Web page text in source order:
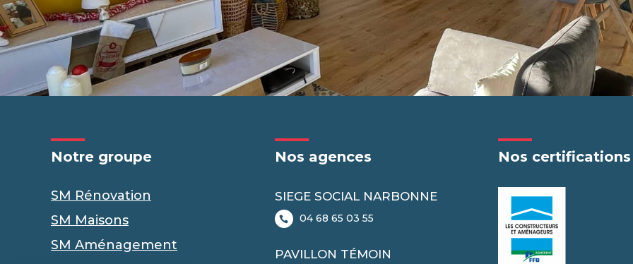
Notre groupe
SM Rénovation
SM Maisons
SM Aménagement
Nos agences
SIEGE SOCIAL NARBONNE
04 68 65 03 55
PAVILLON TÉMOIN
Nos certifications